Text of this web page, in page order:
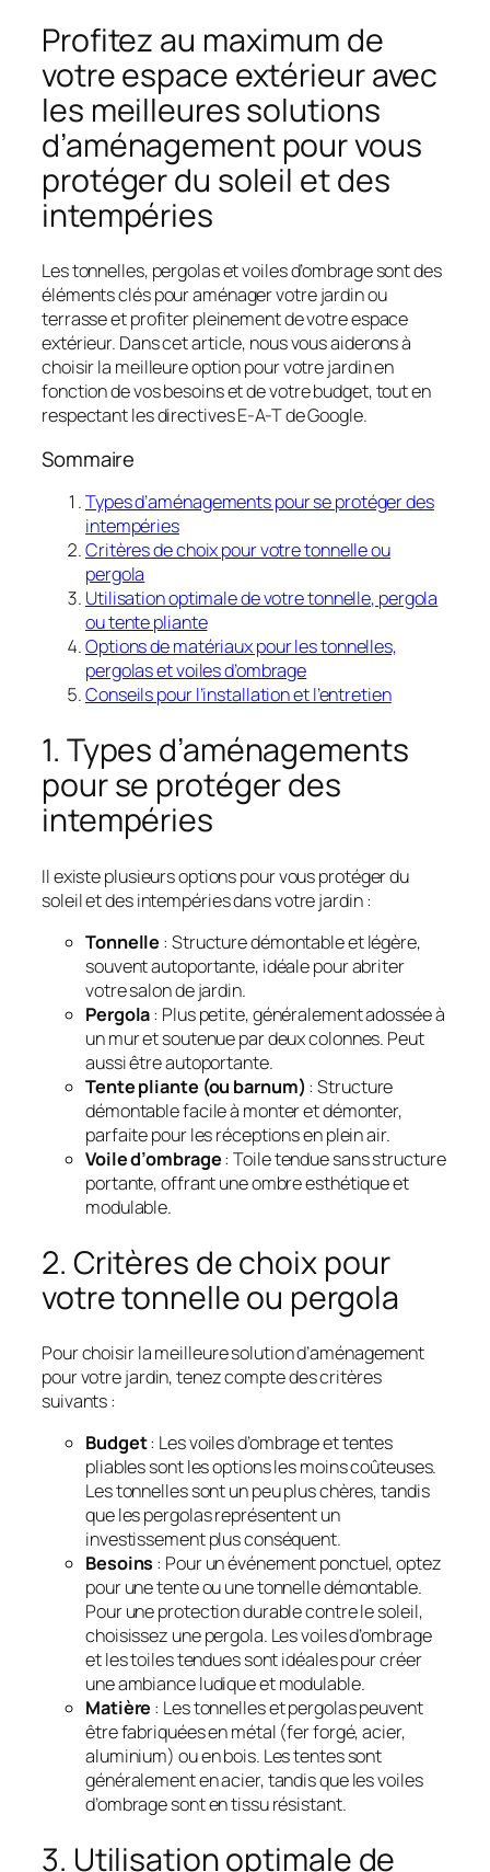
Profitez au maximum de
votre espace extérieur avec
les meilleures solutions
d’aménagement pour vous
protéger du soleil et des
intempéries
Les tonnelles, pergolas et voiles d’ombrage sont des
éléments clés pour aménager votre jardin ou
terrasse et profiter pleinement de votre espace
extérieur. Dans cet article, nous vous aiderons à
choisir la meilleure option pour votre jardin en
fonction de vos besoins et de votre budget, tout en
respectant les directives E-A-T de Google.
Sommaire
Types d’aménagements pour se protéger des
intempéries
Critères de choix pour votre tonnelle ou
pergola
Utilisation optimale de votre tonnelle, pergola
ou tente pliante
Options de matériaux pour les tonnelles,
pergolas et voiles d’ombrage
Conseils pour l’installation et l’entretien
1. Types d’aménagements
pour se protéger des
intempéries
Il existe plusieurs options pour vous protéger du
soleil et des intempéries dans votre jardin :
Tonnelle : Structure démontable et légère,
souvent autoportante, idéale pour abriter
votre salon de jardin.
Pergola: Plus petite, généralement adossée à
un mur et soutenue par deux colonnes. Peut
aussi être autoportante.
Tente pliante (ou barnum) : Structure
démontable facile à monter et démonter,
parfaite pour les réceptions en plein air.
Voile d’ombrage: Toile tendue sans structure
portante, offrant une ombre esthétique et
modulable.
2. Critères de choix pour
votre tonnelle ou pergola
Pour choisir la meilleure solution d’aménagement
pour votre jardin, tenez compte des critères
suivants :
Budget: Les voiles d’ombrage et tentes
pliables sont les options les moins coûteuses.
Les tonnelles sont un peu plus chères, tandis
que les pergolas représentent un
investissement plus conséquent.
Besoins : Pour un événement ponctuel, optez
pour une tente ou une tonnelle démontable.
Pour une protection durable contre le soleil,
choisissez une pergola. Les voiles d’ombrage
et les toiles tendues sont idéales pour créer
une ambiance ludique et modulable.
Matière : Les tonnelles et pergolas peuvent
être fabriquées en métal (fer forgé, acier,
aluminium) ou en bois. Les tentes sont
généralement en acier, tandis que les voiles
d’ombrage sont en tissu résistant.
3. Utilisation optimale de